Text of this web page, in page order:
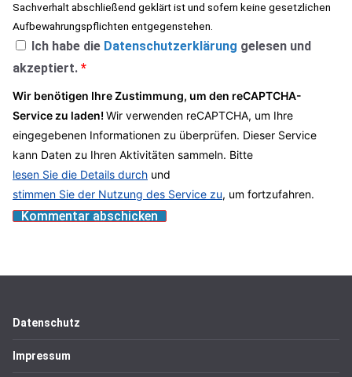
Sachverhalt abschließend geklärt ist und sofern keine gesetzlichen
Aufbewahrungspflichten entgegenstehen.
Ich habe die Datenschutzerklärung gelesen und
akzeptiert. *
Wir benötigen Ihre Zustimmung, um den reCAPTCHA-
Service zu laden!Wir verwenden reCAPTCHA, um Ihre
eingegebenen Informationen zu überprüfen. Dieser Service
kann Daten zu Ihren Aktivitäten sammeln. Bitte
lesen Sie die Details durch und
stimmen Sie der Nutzung des Service zu, um fortzufahren.
Datenschutz
Impressum